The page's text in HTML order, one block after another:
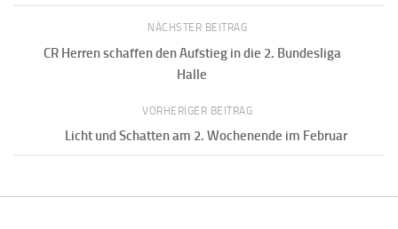
NÄCHSTER BEITRAG
CR Herren schaffen den Aufstieg in die 2. Bundesliga
Halle
VORHERIGER BEITRAG
Licht und Schatten am 2. Wochenende im Februar